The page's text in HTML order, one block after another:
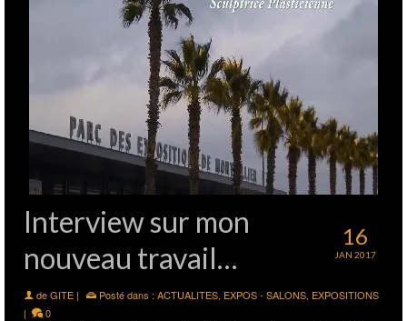
16
JAN 2017
Interview sur mon
nouveau travail…
deGITE | Posté dans : ACTUALITES, EXPOS - SALONS, EXPOSITIONS
|
0